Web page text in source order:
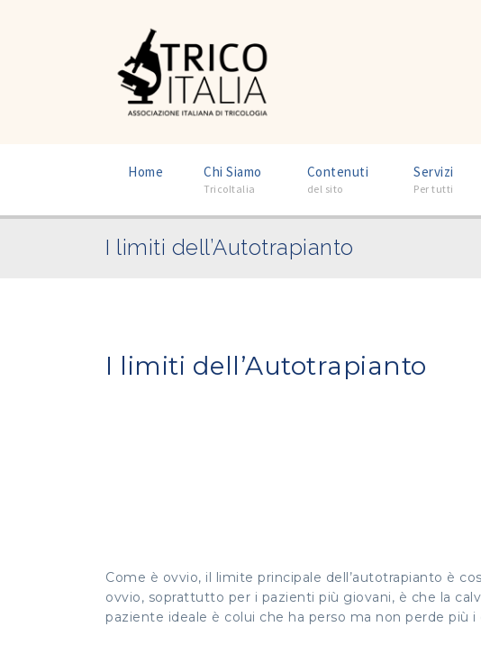
Home Chi Siamo
TricoItalia
Contenuti
del sito
Servizi
Per tutti
I limiti dell’Autotrapianto
I limiti dell’Autotrapianto
Come è ovvio, il limite principale dell’autotrapianto è
ovvio, soprattutto per i pazienti più giovani, è che la
paziente ideale è colui che ha perso ma non perde più